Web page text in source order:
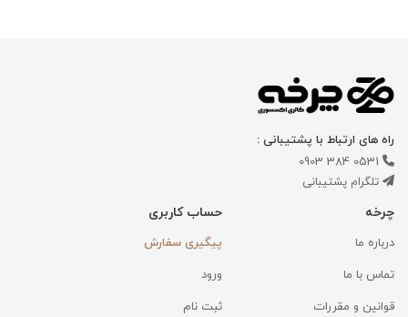
راه های ارتباط با پشتیبانی :
0531 384 0903
تلگرام پشتیبانی
چرخه
درباره ما
تماس با ما
قوانین و مقررات
حساب کاربری
پیگیری سفارش
ورود
ثبت نام